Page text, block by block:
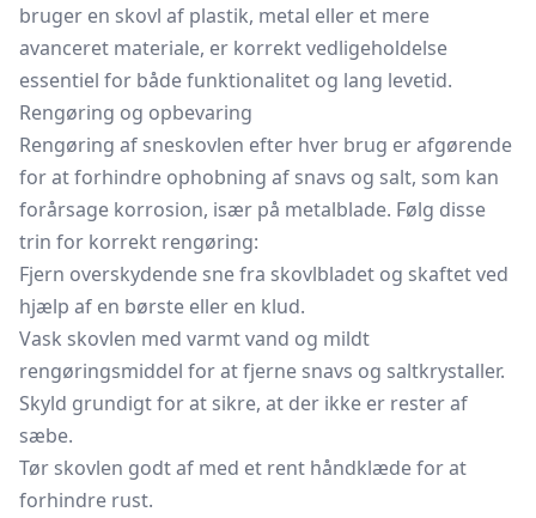
bruger en skovl af plastik, metal eller et mere
avanceret materiale, er korrekt vedligeholdelse
essentiel for både funktionalitet og lang levetid.
Rengøring og opbevaring
Rengøring af sneskovlen efter hver brug er afgørende
for at forhindre ophobning af snavs og salt, som kan
forårsage korrosion, især på metalblade. Følg disse
trin for korrekt rengøring:
Fjern overskydende sne fra skovlbladet og skaftet ved
hjælp af en børste eller en klud.
Vask skovlen med varmt vand og mildt
rengøringsmiddel for at fjerne snavs og saltkrystaller.
Skyld grundigt for at sikre, at der ikke er rester af
sæbe.
Tør skovlen godt af med et rent håndklæde for at
forhindre rust.